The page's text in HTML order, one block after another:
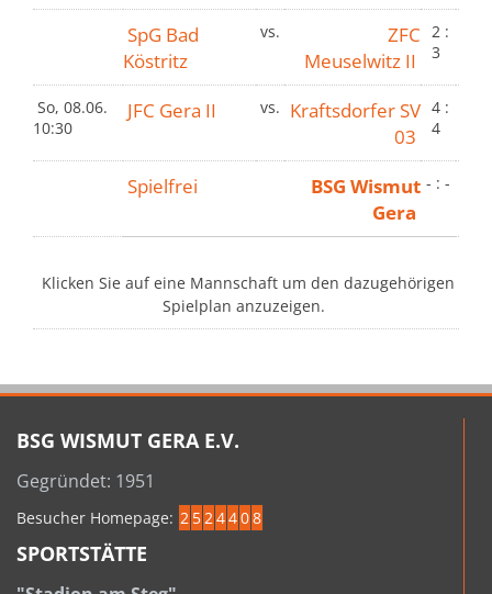
SpG Bad
Köstritz
vs.
ZFC
Meuselwitz II
2 :
3
So, 08.06.
10:30
JFC Gera II vs. Kraftsdorfer SV
03
4 :
4
Spielfrei
BSG Wismut
Gera
- : -
Klicken Sie auf eine Mannschaft um den dazugehörigen
Spielplan anzuzeigen.
BSG WISMUT GERA E.V.
Gegründet: 1951
Besucher Homepage: 2 524408
SPORTSTÄTTE